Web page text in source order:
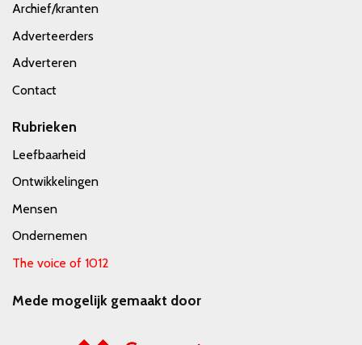
Archief/kranten
Adverteerders
Adverteren
Contact
Rubrieken
Leefbaarheid
Ontwikkelingen
Mensen
Ondernemen
The voice of 1012
Mede mogelijk gemaakt door